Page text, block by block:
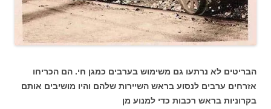
הבריטים לא נרתעו גם משימוש בערבים כמגן חי. הם הכריחו
אזרחים ערבים לנסוע בראש השיירות שלהם והיו מושיבים אותם
בקרוניות בראש רכבות כדי למנוע מן